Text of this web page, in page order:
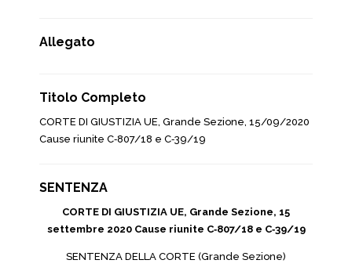
Allegato
Titolo Completo
CORTE DI GIUSTIZIA UE, Grande Sezione, 15/09/2020
Cause riunite C‑807/18 e C‑39/19
SENTENZA
CORTE DI GIUSTIZIA UE, Grande Sezione, 15
settembre 2020 Cause riunite C‑807/18 e C‑39/19
SENTENZA DELLA CORTE (Grande Sezione)